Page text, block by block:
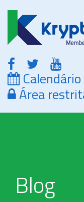
Calendário
Área
Blog